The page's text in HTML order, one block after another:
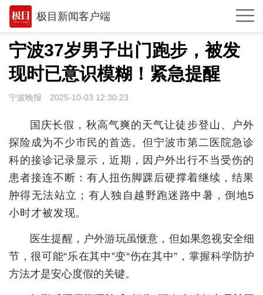
极目新闻客户端
推荐
观点
时政
武汉
世相
环球
专题
极客圈
经济
宁波37岁男子出门跑步，被发
现时已意识模糊！紧急提醒
宁波晚报 2025-10-03 12:30:23
国庆长假，秋高气爽的天气让徒步登山、户外
探险成为不少市民的首选。但宁波市第二医院急诊
科的接诊记录显示，近期，因户外出行不当受伤的
患者接连不断：有人扭伤脚踝后硬撑着继续，结果
肿得无法站立；有人独自越野跑迷路中暑，倒地5
小时才被发现。
医生提醒，户外游玩虽惬意，但如果忽视安全细
节，很可能“乐在其中”变“伤在其中”，掌握科学防护
方法才是安心度假的关键。